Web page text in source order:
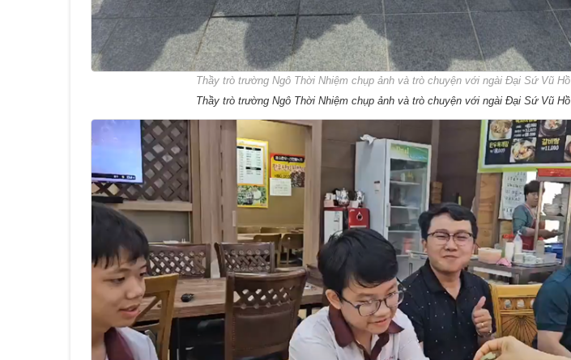
Thầy trò trường Ngô Thời Nhiệm chụp ảnh và trò chuyện với ngài Đại Sứ Vũ Hồ
Thầy trò trường Ngô Thời Nhiệm chụp ảnh và trò chuyện với ngài Đại Sứ Vũ Hồ